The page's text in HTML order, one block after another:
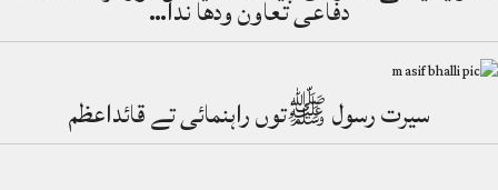
دفاعی تعاون ودھا ندا…
سیرت رسول ﷺتوں راہنمائی تے قائداعظم